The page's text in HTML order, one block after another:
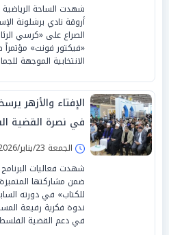
شهدت الساحة الرياضية
أروقة نادي برشلونة
الصراع على «كرسي
«فيكتور فونت»
الانتخابية الموجهة
الإفتاء والأزهر
في نصرة القضية
الجمعة 23/يناير/2026 - 09:20 م
شهدت فعاليات البرنامج
ضمن مشاركتها
ندوة فكرية رفيعة
في دعم القضية